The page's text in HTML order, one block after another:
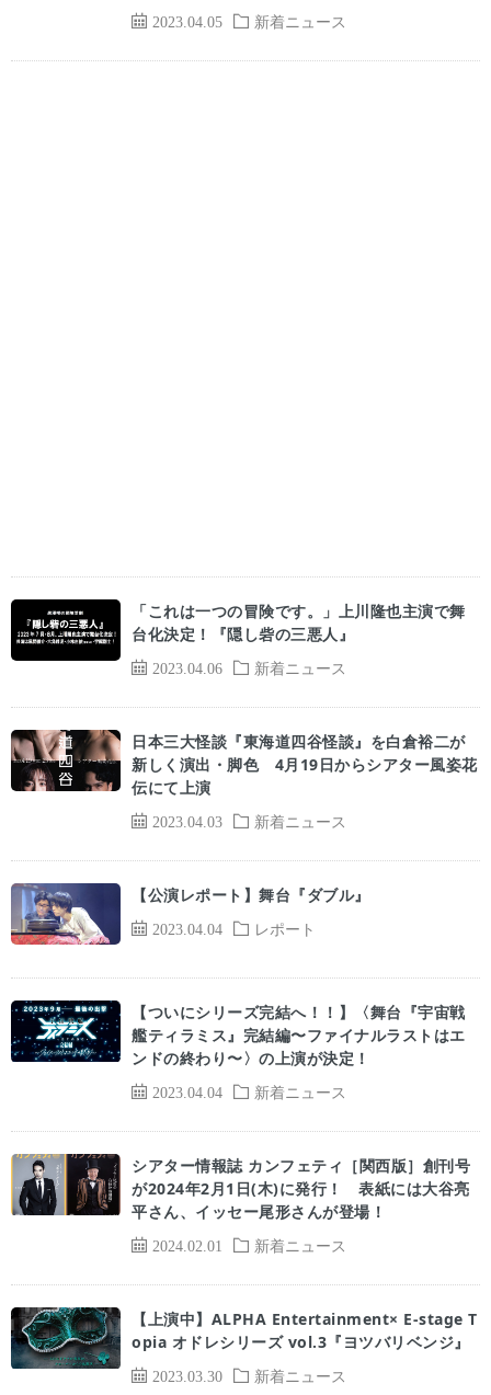
2023.04.05 新着ニュース
2023.04.06 新着ニュース
「これは一つの冒険です。」上川隆也主演で舞
台化決定！『隠し砦の三悪人』
2023.04.03 新着ニュース
日本三大怪談『東海道四谷怪談』を白倉裕二が
新しく演出・脚色 4月19日からシアター風姿花
伝にて上演
2023.04.04 レポート
【公演レポート】舞台『ダブル』
2023.04.04 新着ニュース
【ついにシリーズ完結へ！！】〈舞台『宇宙戦
艦ティラミス』完結編〜ファイナルラストはエ
ンドの終わり〜〉の上演が決定！
2024.02.01 新着ニュース
シアター情報誌 カンフェティ［関西版］創刊号
が2024年2月1日(木)に発行！ 表紙には大谷亮
平さん、イッセー尾形さんが登場！
2023.03.30 新着ニュース
【上演中】ALPHA Entertainment× E-stage T
opia オドレシリーズ vol.3『ヨツバリベンジ』